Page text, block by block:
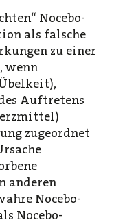
Nocebo-
als falsche
zu einer
wenn
Auftretens
zugeordnet
anderen
Nocebo-
Nocebo-